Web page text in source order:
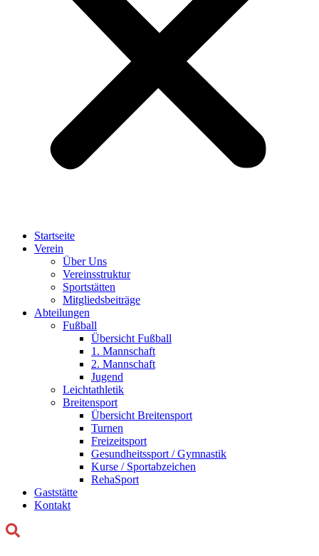
Startseite
Verein
Über Uns
Vereinsstruktur
Sportstätten
Mitgliedsbeiträge
Abteilungen
Fußball
Übersicht Fußball
1. Mannschaft
2. Mannschaft
Jugend
Leichtathletik
Breitensport
Übersicht Breitensport
Turnen
Freizeitsport
Gesundheitssport / Gymnastik
Kurse / Sportabzeichen
RehaSport
Gaststätte
Kontakt